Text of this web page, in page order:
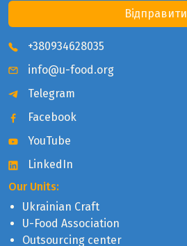
+380934628035
info@u-food.org
Telegram
Facebook
YouTube
LinkedIn
Our Units:
Ukrainian Craft
U-Food Association
Outsourcing center
Відправити